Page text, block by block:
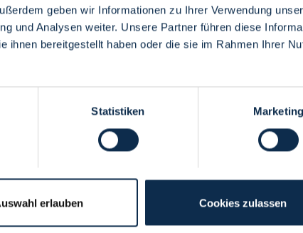
geben wir Informationen zu Ihrer Verwendung
und Analysen weiter. Unsere Partner führen diese
ihnen bereitgestellt haben oder die sie im Rahmen Ihrer
Statistiken Marketing
erlauben Cookies zulassen